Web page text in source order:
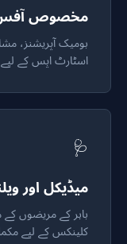
مخصوص
بومیک آپریشنز،
اسٹارٹ اپس کے لیے
🩺
میڈیکل اور
باہر کے مریضوں
کلینکس کے لیے